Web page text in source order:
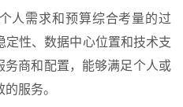
人需求和预算综合考量的过
性、数据中心位置和技术支
务商和配置，能够满足个人或
服务。